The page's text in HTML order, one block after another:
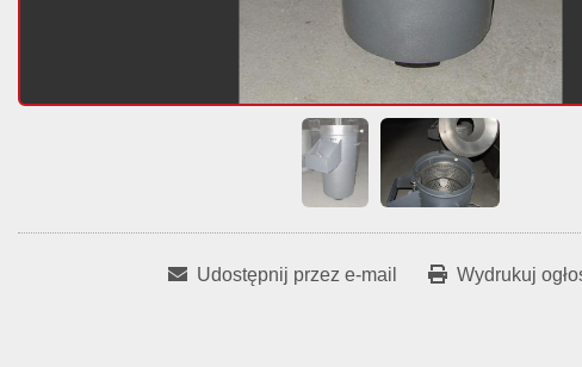
Udostępnij przez e-mail Wydrukuj